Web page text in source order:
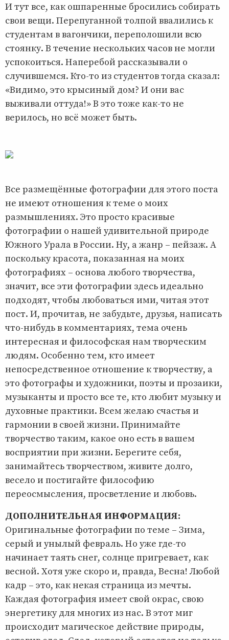
И тут все, как ошпаренные бросились собирать
свои вещи. Перепуганной толпой ввалились к
студентам в вагончики, переполошили всю
стоянку. В течение нескольких часов не могли
успокоиться. Наперебой рассказывали о
случившемся. Кто-то из студентов тогда сказал:
«Видимо, это крысиный дом? И они вас
выживали оттуда!» В это тоже как-то не
верилось, но всё может быть.
Все размещённые фотографии для этого поста
не имеют отношения к теме о моих
размышлениях. Это просто красивые
фотографии о нашей удивительной природе
Южного Урала в России. Ну, а жанр – пейзаж. А
поскольку красота, показанная на моих
фотографиях – основа любого творчества,
значит, все эти фотографии здесь идеально
подходят, чтобы любоваться ими, читая этот
пост. И, прочитав, не забудьте, друзья, написать
что-нибудь в комментариях, тема очень
интересная и философская нам творческим
людям. Особенно тем, кто имеет
непосредственное отношение к творчеству, а
это фотографы и художники, поэты и прозаики,
музыканты и просто все те, кто любит музыку и
духовные практики. Всем желаю счастья и
гармонии в своей жизни. Принимайте
творчество таким, какое оно есть в вашем
восприятии при жизни. Берегите себя,
занимайтесь творчеством, живите долго,
весело и постигайте философию
переосмысления, просветление и любовь.
ДОПОЛНИТЕЛЬНАЯ ИНФОРМАЦИЯ:
Оригинальные фотографии по теме – Зима,
серый и унылый февраль. Но уже где-то
начинает таять снег, солнце пригревает, как
весной. Хотя уже скоро и, правда, Весна! Любой
кадр – это, как некая страница из мечты.
Каждая фотография имеет свой окрас, свою
энергетику для многих из нас. В этот миг
происходит магическое действие природы,